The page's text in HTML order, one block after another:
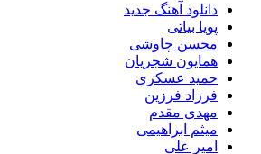
دانلود آهنگ جدید
پویا بیاتی
محسن چاوشی
همایون شجریان
حمید عسکری
فرزاد فرزین
مهدی مقدم
میثم ابراهیمی
امیر علی